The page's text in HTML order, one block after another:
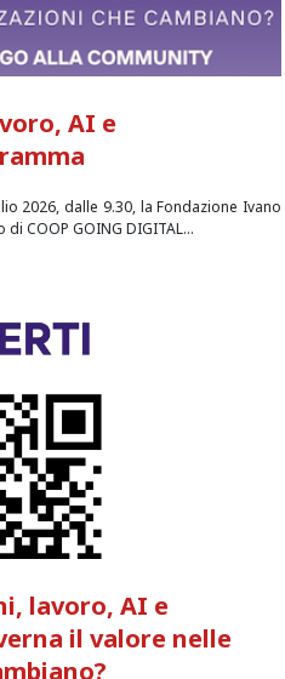
AI e
2026, dalle 9.30, la Fondazione Ivano
COOP GOING DIGITAL...
lavoro, AI e
il valore nelle